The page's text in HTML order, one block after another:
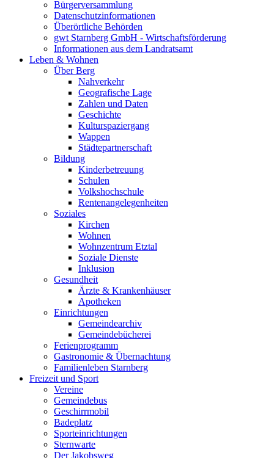
Bürgerversammlung
Datenschutzinformationen
Überörtliche Behörden
gwt Starnberg GmbH - Wirtschaftsförderung
Informationen aus dem Landratsamt
Leben & Wohnen
Über Berg
Nahverkehr
Geografische Lage
Zahlen und Daten
Geschichte
Kulturspaziergang
Wappen
Städtepartnerschaft
Bildung
Kinderbetreuung
Schulen
Volkshochschule
Rentenangelegenheiten
Soziales
Kirchen
Wohnen
Wohnzentrum Etztal
Soziale Dienste
Inklusion
Gesundheit
Ärzte & Krankenhäuser
Apotheken
Einrichtungen
Gemeindearchiv
Gemeindebücherei
Ferienprogramm
Gastronomie & Übernachtung
Familienleben Starnberg
Freizeit und Sport
Vereine
Gemeindebus
Geschirrmobil
Badeplatz
Sporteinrichtungen
Sternwarte
Der Jakobsweg